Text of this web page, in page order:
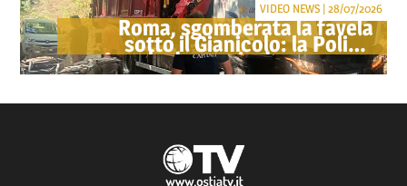
Roma, sgomberata la favela
sotto il Gianicolo: la Polizia
Locale denuncia due persone
VIDEO NEWS | 28/07/2026